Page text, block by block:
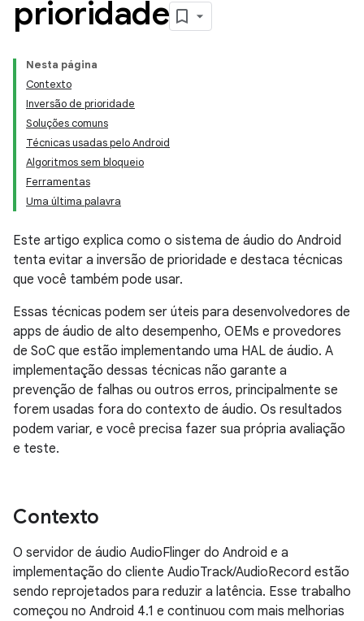
prioridade
Nesta página
Contexto
Inversão de prioridade
Soluções comuns
Técnicas usadas pelo Android
Algoritmos sem bloqueio
Ferramentas
Uma última palavra
Este artigo explica como o sistema de áudio do Android
tenta evitar a inversão de prioridade e destaca técnicas
que você também pode usar.
Essas técnicas podem ser úteis para desenvolvedores de
apps de áudio de alto desempenho, OEMs e provedores
de SoC que estão implementando uma HAL de áudio. A
implementação dessas técnicas não garante a
prevenção de falhas ou outros erros, principalmente se
forem usadas fora do contexto de áudio. Os resultados
podem variar, e você precisa fazer sua própria avaliação
e teste.
Contexto
O servidor de áudio AudioFlinger do Android e a
implementação do cliente AudioTrack/AudioRecord estão
sendo reprojetados para reduzir a latência. Esse trabalho
começou no Android 4.1 e continuou com mais melhorias